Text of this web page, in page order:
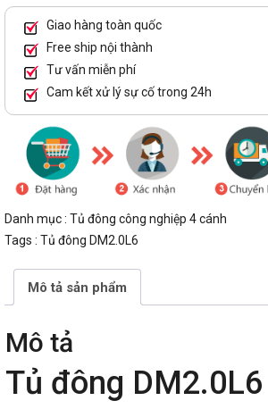
Giao hàng toàn quốc
Free ship nội thành
Tư vấn miễn phí
Cam kết xử lý sự cố trong 24h
Danh mục : Tủ đông công nghiệp 4 cánh
Tags : Tủ đông DM2.0L6
Mô tả sản phẩm
Mô tả
Tủ đông DM2.0L6